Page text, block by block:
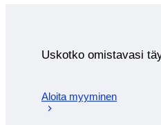
Uskotko omistavasi
Aloita myyminen